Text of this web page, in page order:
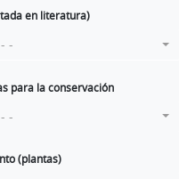
en literatura)
-
para la conservación
-
(plantas)